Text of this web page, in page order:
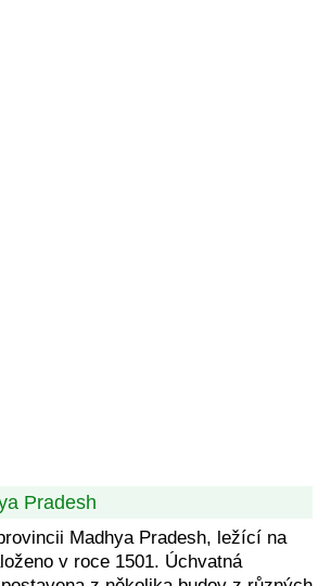
Pradesh
Madhya Pradesh, ležící na
v roce 1501. Úchvatná